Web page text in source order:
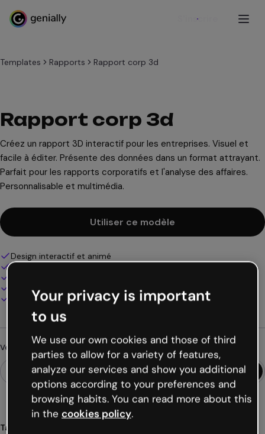
S'inscrire
Templates Rapports Rapport corp 3d
Rapport corp 3d
Créez un rapport 3D interactif pour les entreprises. Visuel et
facile à éditer. Présente des données dans un format attrayant.
Parfait pour les rapports corporatifs et l'analyse des affaires.
Personnalisable et multimédia.
Utiliser ce modèle
Design interactif et animé
100% personnalisable
Présentez, partagez ou publiez en ligne
Téléchargez en PDF, MP4 et autres formats
Vous cherchez autre chose ?
Tags
Your privacy is important
to us
We use our own cookies and those of third
parties to allow for a variety of features,
analyze our services and show you additional
options according to your preferences and
browsing habits. You can read more about this
in the cookies policy.